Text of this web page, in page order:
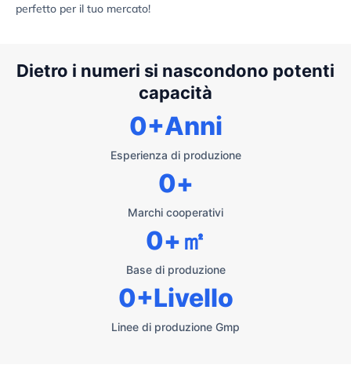
perfetto per il tuo mercato!
Dietro i numeri si nascondono potenti
capacità
Esperienza di produzione
0+Anni
Marchi cooperativi
0+
Base di produzione
0+㎡
Linee di produzione Gmp
0+Livello